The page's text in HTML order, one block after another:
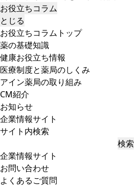
お役立ちコラム
とじる
お役立ちコラムトップ
薬の基礎知識
健康お役立ち情報
医療制度と薬局のしくみ
アイン薬局の取り組み
CM紹介
お知らせ
企業情報サイト
サイト内検索
検索
企業情報サイト
お問い合わせ
よくあるご質問